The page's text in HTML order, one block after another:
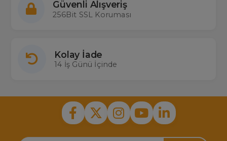
Güvenli Alışveriş
256Bit SSL Koruması
Kolay İade
14 İş Günü İçinde